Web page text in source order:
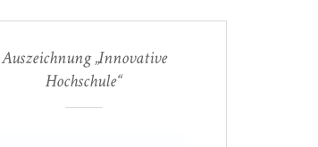
Auszeichnung „Innovative
Hochschule“